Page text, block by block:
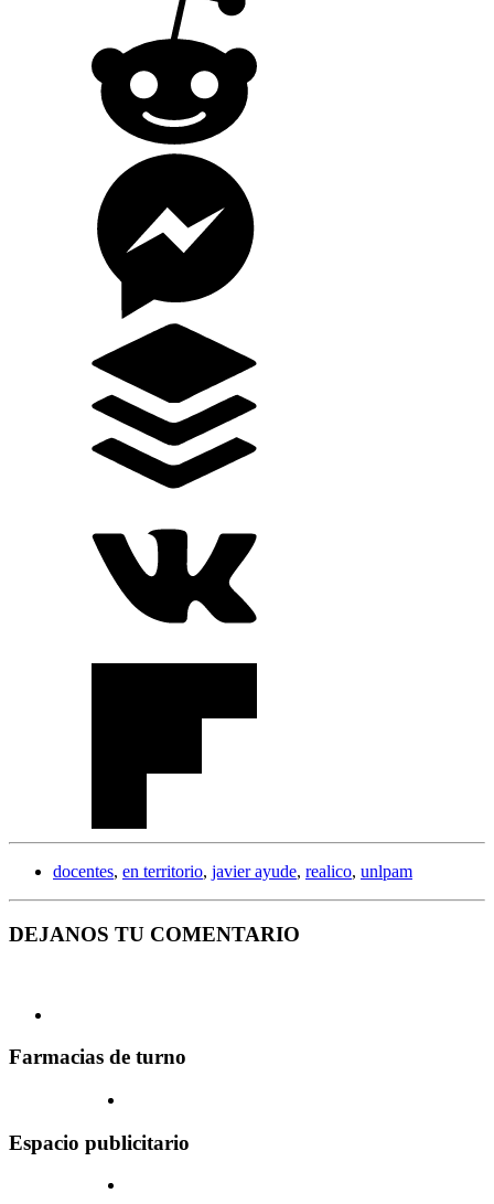
docentes, en territorio, javier ayude, realico, unlpam
DEJANOS TU COMENTARIO
Farmacias de turno
Espacio publicitario